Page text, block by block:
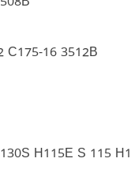
C175-16 3512B
H115E S 115